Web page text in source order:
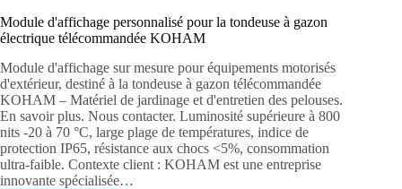
Module d'affichage personnalisé pour la tondeuse à gazon
électrique télécommandée KOHAM
Module d'affichage sur mesure pour équipements motorisés
d'extérieur, destiné à la tondeuse à gazon télécommandée
KOHAM – Matériel de jardinage et d'entretien des pelouses.
En savoir plus. Nous contacter. Luminosité supérieure à 800
nits -20 à 70 °C, large plage de températures, indice de
protection IP65, résistance aux chocs <5%, consommation
ultra-faible. Contexte client : KOHAM est une entreprise
innovante spécialisée…